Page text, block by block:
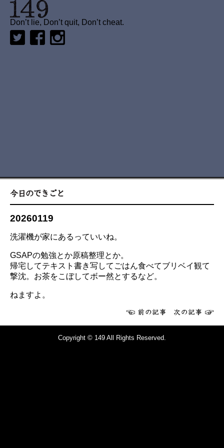
Don’t lie, Don’t quit, Don’t cheat.
20260119
洗濯機が家にあるっていいね。
GSAPの勉強とか原稿整理とか。
帰宅してテキスト書き写してごはん食べてブリベイ観て
撃沈。お茶をこぼしてボー然とするなど。
ねますよ。
Copyright © 149 All Rights Reserved.